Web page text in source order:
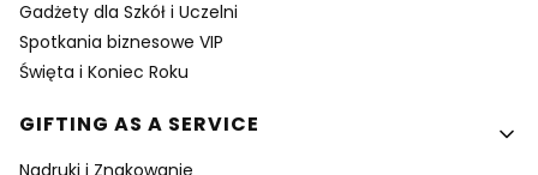
Gadżety dla Szkół i Uczelni
Spotkania biznesowe VIP
Święta i Koniec Roku
GIFTING AS A SERVICE